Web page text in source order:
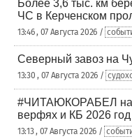
Более 3,6 тыс. км
ЧС в Керченском
13:46 , 07 Августа 2026 /
Северный завоз на
13:30 , 07 Августа 2026 /
#ЧИТАЮКОРАБЕЛ на
верфях и КБ 2026 год
13:13 , 07 Августа 2026 /